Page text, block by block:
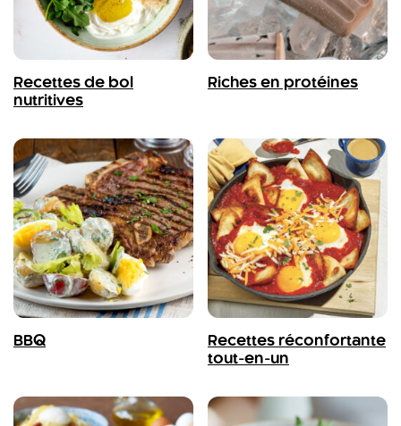
Recettes de bol
nutritives
Riches en protéines
BBQ
Recettes réconfortante
tout-en-un